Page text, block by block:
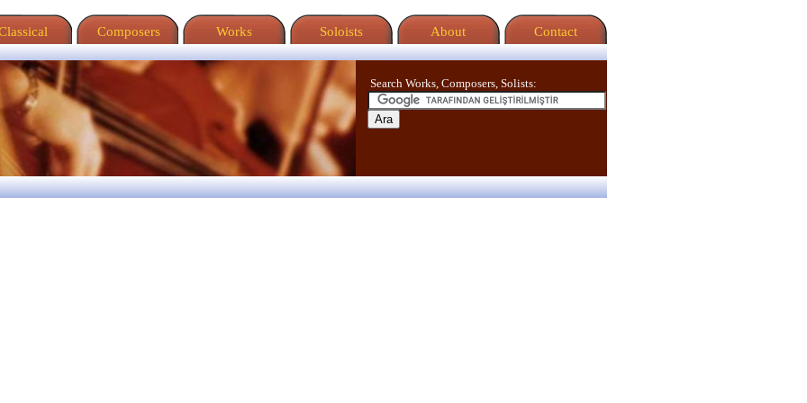
Composers Works Soloists About Contact
Search Works, Composers, Solists: